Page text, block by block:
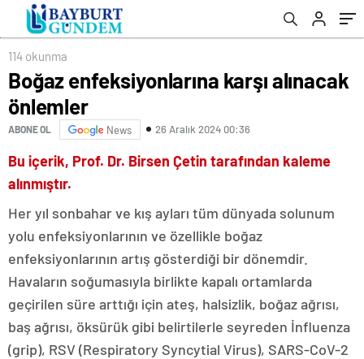
114 okunma
Boğaz enfeksiyonlarına karşı alınacak
önlemler
ABONE OL News 26 Aralık 2024 00:36
Bu içerik, Prof. Dr. Birsen Çetin tarafından kaleme
alınmıştır.
Her yıl sonbahar ve kış ayları tüm dünyada solunum
yolu enfeksiyonlarının ve özellikle boğaz
enfeksiyonlarının artış gösterdiği bir dönemdir.
Havaların soğumasıyla birlikte kapalı ortamlarda
geçirilen süre arttığı için ateş, halsizlik, boğaz ağrısı,
baş ağrısı, öksürük gibi belirtilerle seyreden İnfluenza
(grip), RSV (Respiratory Syncytial Virus), SARS-CoV-2